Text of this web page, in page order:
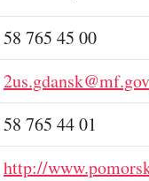
58 765 45 00
58 765 44 01
http://